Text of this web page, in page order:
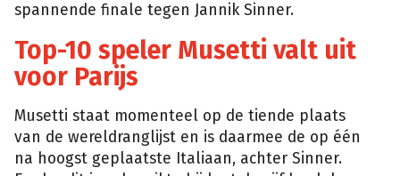
spannende finale tegen Jannik Sinner.
Top-10 speler Musetti valt uit
voor Parijs
Musetti staat momenteel op de tiende plaats
van de wereldranglijst en is daarmee de op één
na hoogst geplaatste Italiaan, achter Sinner.